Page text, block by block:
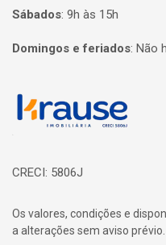
Sábados: 9h às 15h
Domingos e feriados: Não
Página inicial
CRECI: 5806J
Os valores, condições e
a alterações sem aviso prévio.